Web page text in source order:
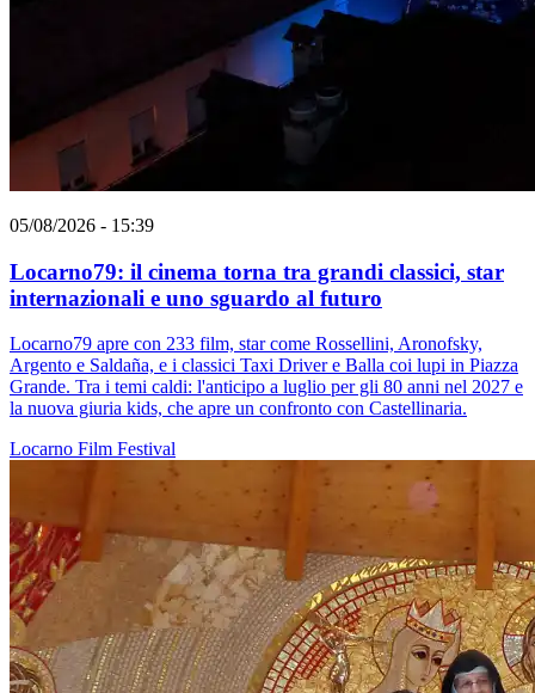
05/08/2026 - 15:39
Locarno79: il cinema torna tra grandi classici, star
internazionali e uno sguardo al futuro
Locarno79 apre con 233 film, star come Rossellini, Aronofsky,
Argento e Saldaña, e i classici Taxi Driver e Balla coi lupi in Piazza
Grande. Tra i temi caldi: l'anticipo a luglio per gli 80 anni nel 2027 e
la nuova giuria kids, che apre un confronto con Castellinaria.
Locarno Film Festival